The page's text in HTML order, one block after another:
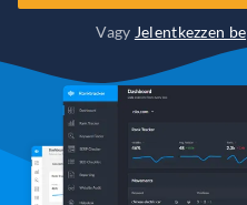
Vagy Jelentkezzen be